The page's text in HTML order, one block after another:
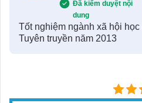
Đã kiểm duyệt nội
dung
Tốt nghiệm ngành xã hội
Tuyên truyền năm 2013